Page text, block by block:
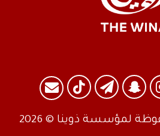
انستقرام
سنابتيلقرامTikTokالبريد
لمؤسسة ذوينا © 2026